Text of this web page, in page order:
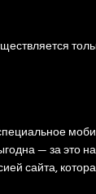
— за это
сайта,